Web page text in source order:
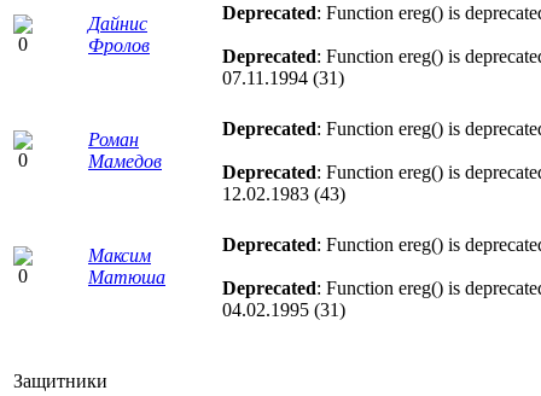
Дайнис
Фролов
Deprecated: Function ereg() is
Deprecated: Function ereg() is
07.11.1994 (31)
Роман
Мамедов
Deprecated: Function ereg() is
Deprecated: Function ereg() is
12.02.1983 (43)
Максим
Матюша
Deprecated: Function ereg() is
Deprecated: Function ereg() is
04.02.1995 (31)
Защитники